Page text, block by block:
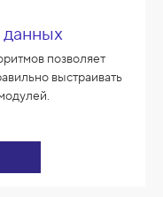
позволяет
выстраивать